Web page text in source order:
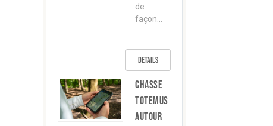
de
façon…
Details
Chasse
TOTEMUS
autour